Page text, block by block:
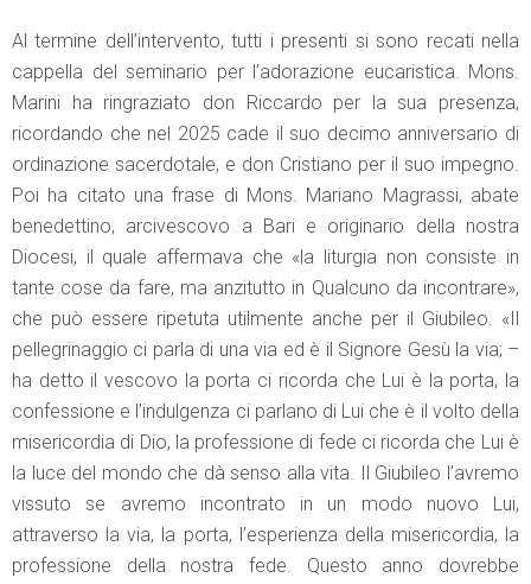
Al termine dell’intervento, tutti i presenti si sono recati nella
cappella del seminario per l’adorazione eucaristica. Mons.
Marini ha ringraziato don Riccardo per la sua presenza,
ricordando che nel 2025 cade il suo decimo anniversario di
ordinazione sacerdotale, e don Cristiano per il suo impegno.
Poi ha citato una frase di Mons. Mariano Magrassi, abate
benedettino, arcivescovo a Bari e originario della nostra
Diocesi, il quale affermava che «la liturgia non consiste in
tante cose da fare, ma anzitutto in Qualcuno da incontrare»,
che può essere ripetuta utilmente anche per il Giubileo. «Il
pellegrinaggio ci parla di una via ed è il Signore Gesù la via; –
ha detto il vescovo la porta ci ricorda che Lui è la porta, la
confessione e l’indulgenza ci parlano di Lui che è il volto della
misericordia di Dio, la professione di fede ci ricorda che Lui è
la luce del mondo che dà senso alla vita. Il Giubileo l’avremo
vissuto se avremo incontrato in un modo nuovo Lui,
attraverso la via, la porta, l’esperienza della misericordia, la
professione della nostra fede. Questo anno dovrebbe